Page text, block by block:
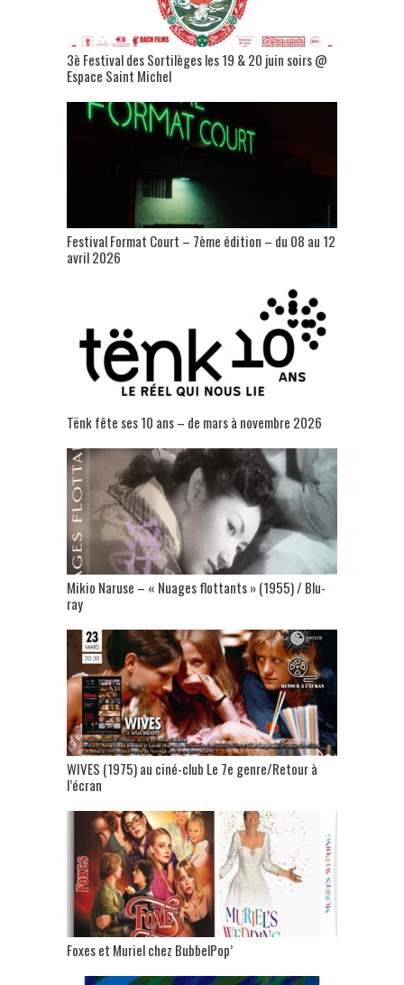
3è Festival des Sortilèges les 19 & 20 juin soirs @
Espace Saint Michel
Festival Format Court – 7ème édition – du 08 au 12
avril 2026
Tënk fête ses 10 ans – de mars à novembre 2026
Mikio Naruse – « Nuages flottants » (1955) / Blu-
ray
WIVES (1975) au ciné-club Le 7e genre/Retour à
l’écran
Foxes et Muriel chez BubbelPop’